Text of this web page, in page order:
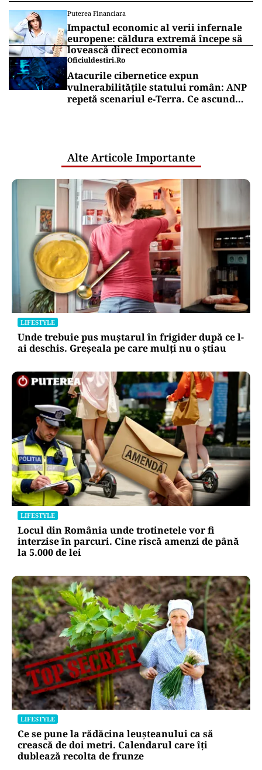
Puterea Financiara
Impactul economic al verii infernale
europene: căldura extremă începe să
lovească direct economia
Oficiuldestiri.ro
Atacurile cibernetice expun
vulnerabilitățile statului român: ANP
repetă scenariul e‑Terra. Ce ascund
Alte Articole Importante
LIFESTYLE
Unde trebuie pus muștarul în frigider după ce l-
ai deschis. Greșeala pe care mulți nu o știau
LIFESTYLE
Locul din România unde trotinetele vor fi
interzise în parcuri. Cine riscă amenzi de până
la 5.000 de lei
LIFESTYLE
Ce se pune la rădăcina leușteanului ca să
crească de doi metri. Calendarul care îți
dublează recolta de frunze